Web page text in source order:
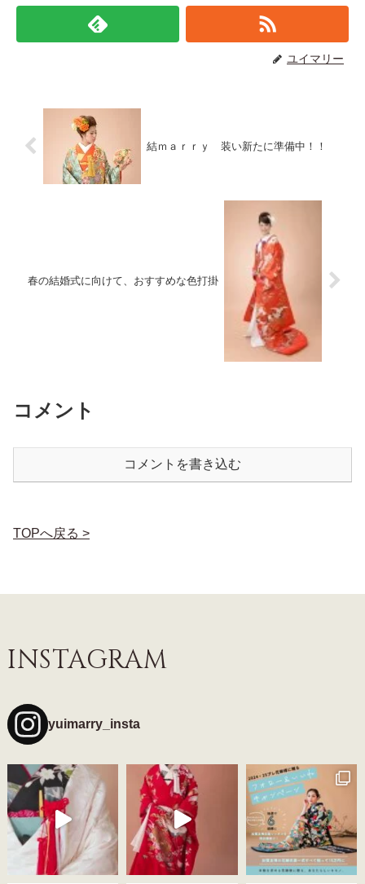
ユイマリー
結ｍａｒｒｙ 装い新たに準備中！！
春の結婚式に向けて、おすすめな色打掛
コメント
コメントを書き込む
TOPへ戻る >
INSTAGRAM
yuimarry_insta